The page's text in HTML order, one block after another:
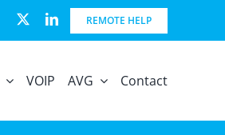
REMOTE HELP
VOIP AVG Contact